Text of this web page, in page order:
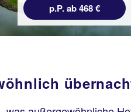
p.P. ab 287 €